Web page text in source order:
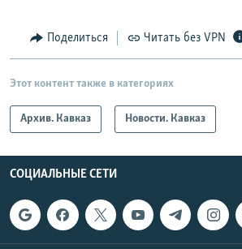
Поделиться Читать без VPN
Этот контент также в категориях
Архив. Кавказ Новости. Кавказ
СОЦИАЛЬНЫЕ СЕТИ